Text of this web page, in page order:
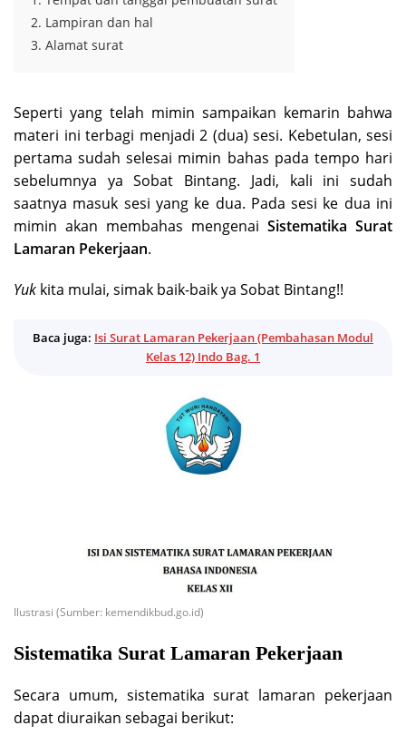
2. Lampiran dan hal
3. Alamat surat
Seperti yang telah mimin sampaikan kemarin bahwa
materi ini terbagi menjadi 2 (dua) sesi. Kebetulan, sesi
pertama sudah selesai mimin bahas pada tempo hari
sebelumnya ya Sobat Bintang. Jadi, kali ini sudah
saatnya masuk sesi yang ke dua. Pada sesi ke dua ini
mimin akan membahas mengenai Sistematika Surat
Lamaran Pekerjaan.
Yuk kita mulai, simak baik-baik ya Sobat Bintang!!
Baca juga: Isi Surat Lamaran Pekerjaan (Pembahasan Modul
Kelas 12) Indo Bag. 1
Ilustrasi (Sumber: kemendikbud.go.id)
Sistematika Surat Lamaran Pekerjaan
Secara umum, sistematika surat lamaran pekerjaan
dapat diuraikan sebagai berikut: